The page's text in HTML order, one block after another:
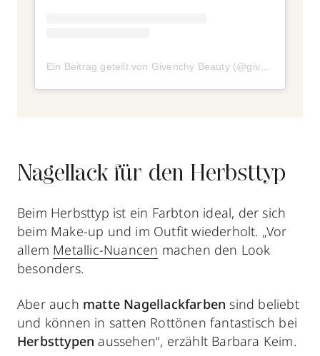
Nagellack für den Herbsttyp
Beim Herbsttyp ist ein Farbton ideal, der sich
beim Make-up und im Outfit wiederholt. „Vor
allem Metallic-Nuancen machen den Look
besonders.
Aber auch matte Nagellackfarben sind beliebt
und können in satten Rottönen fantastisch bei
Herbsttypen aussehen“, erzählt Barbara Keim.